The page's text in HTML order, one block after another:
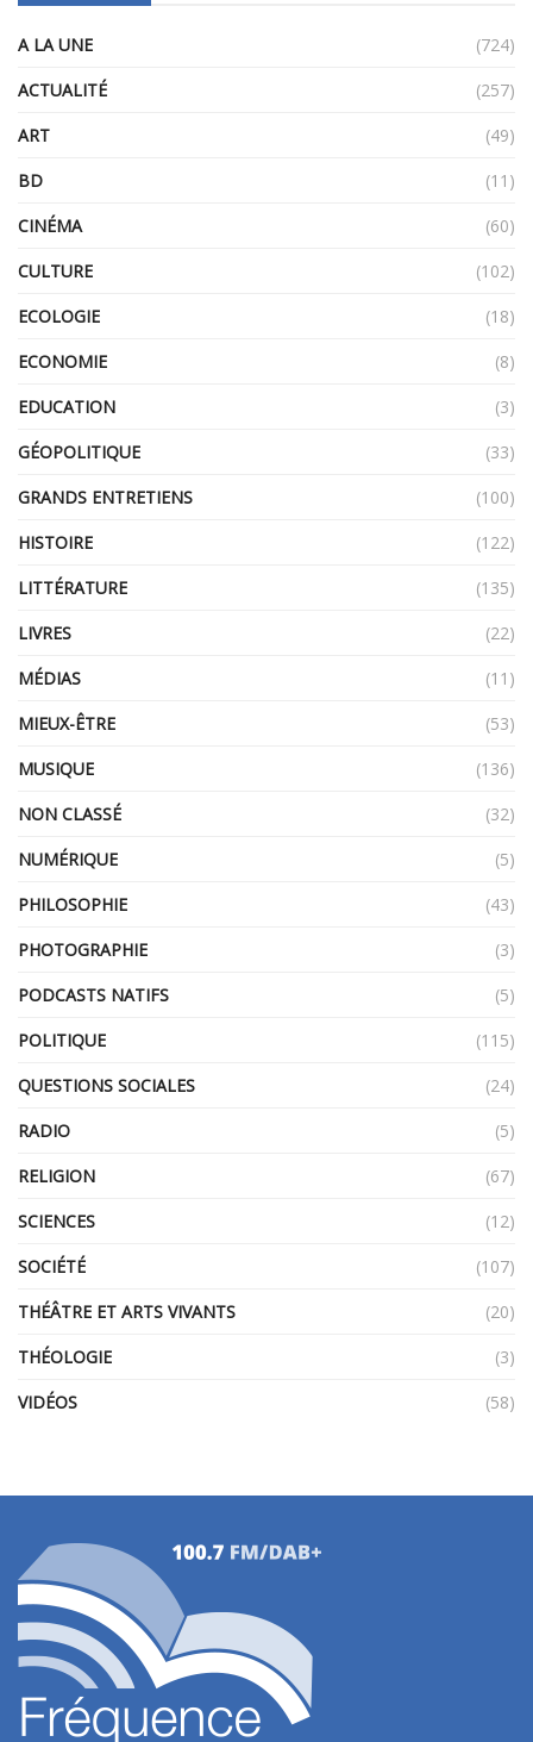
A LA UNE
(724)
ACTUALITÉ
(257)
ART
(49)
BD
(11)
CINÉMA
(60)
CULTURE
(102)
ECOLOGIE
(18)
ECONOMIE
(8)
EDUCATION
(3)
GÉOPOLITIQUE
(33)
GRANDS ENTRETIENS
(100)
HISTOIRE
(122)
LITTÉRATURE
(135)
LIVRES
(22)
MÉDIAS
(11)
MIEUX-ÊTRE
(53)
MUSIQUE
(136)
NON CLASSÉ
(32)
NUMÉRIQUE
(5)
PHILOSOPHIE
(43)
PHOTOGRAPHIE
(3)
PODCASTS NATIFS
(5)
POLITIQUE
(115)
QUESTIONS SOCIALES
(24)
RADIO
(5)
RELIGION
(67)
SCIENCES
(12)
SOCIÉTÉ
(107)
THÉÂTRE ET ARTS VIVANTS
(20)
THÉOLOGIE
(3)
VIDÉOS
(58)